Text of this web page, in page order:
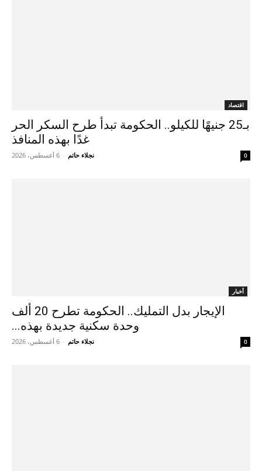
اقتصاد
بـ25 جنيهًا للكيلو.. الحكومة تبدأ طرح السكر الحر
غدًا بهذه المنافذ
نجلاء حاتم - 6 أغسطس، 2026 0
أخبار
الإيجار بدل التمليك.. الحكومة تطرح 20 ألف
وحدة سكنية جديدة بهذه...
نجلاء حاتم - 6 أغسطس، 2026 0